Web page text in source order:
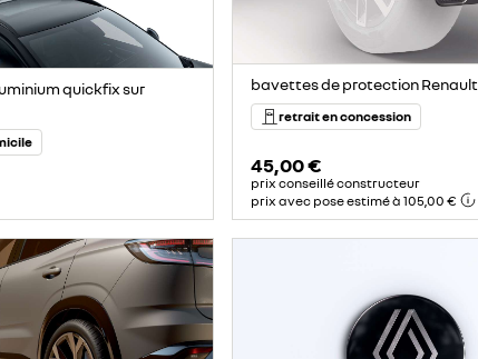
quickfix sur
bavettes de protection Renault
retrait en concession
45,00 €
prix conseillé constructeur
prix avec pose estimé à 105,00 €